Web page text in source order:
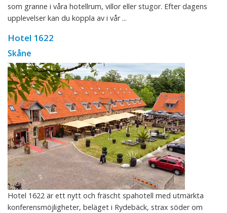
som granne i våra hotellrum, villor eller stugor. Efter dagens
upplevelser kan du koppla av i vår ...
Hotel 1622
Skåne
Hotel 1622 är ett nytt och fräscht spahotell med utmärkta
konferensmöjligheter, beläget i Rydebäck, strax söder om